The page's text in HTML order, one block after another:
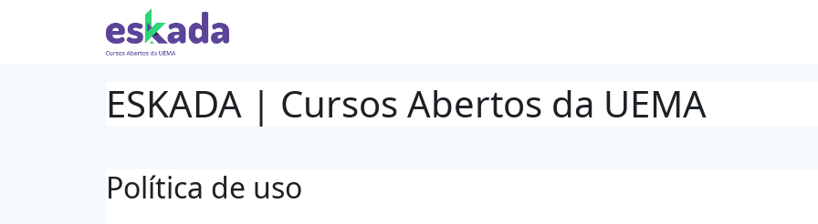
Ir para o conteúdo principal
ESKADA | Cursos Abertos da UEMA
Política de uso